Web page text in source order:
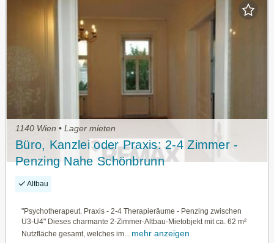
1140 Wien • Lager mieten
Büro, Kanzlei oder Praxis: 2-4 Zimmer -
Penzing Nahe Schönbrunn
Altbau
"Psychotherapeut. Praxis - 2-4 Therapieräume - Penzing zwischen
U3-U4" Dieses charmante 2-Zimmer-Altbau-Mietobjekt mit ca. 62 m²
Nutzfläche gesamt, welches im... mehr anzeigen